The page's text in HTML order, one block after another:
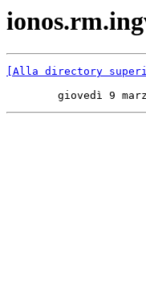
[Alla directory
giovedì 9